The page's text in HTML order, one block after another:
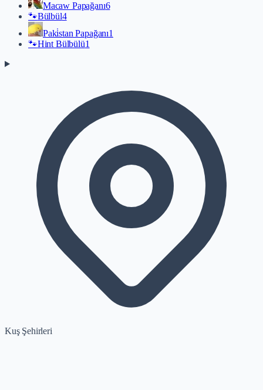
Macaw Papağanı6
🐾Bülbül4
Paki̇stan Papağanı1
🐾Hint Bülbülü1
Kuş Şehirleri